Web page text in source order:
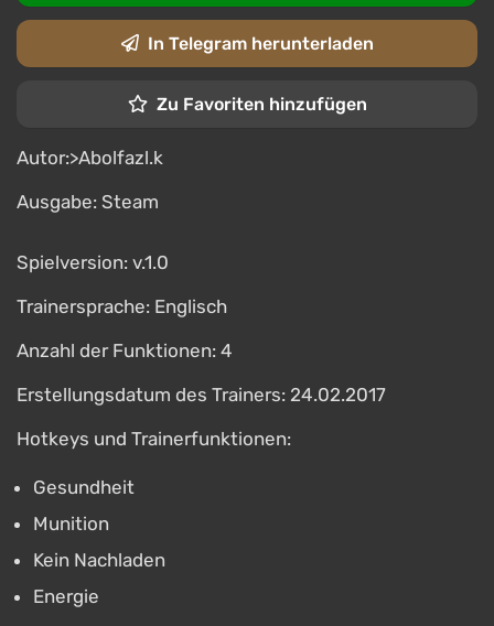
In Telegram herunterladen
Zu Favoriten hinzufügen
Autor:>Abolfazl.k
Ausgabe: Steam
Spielversion: v.1.0
Trainersprache: Englisch
Anzahl der Funktionen: 4
Erstellungsdatum des Trainers: 24.02.2017
Hotkeys und Trainerfunktionen:
Gesundheit
Munition
Kein Nachladen
Energie